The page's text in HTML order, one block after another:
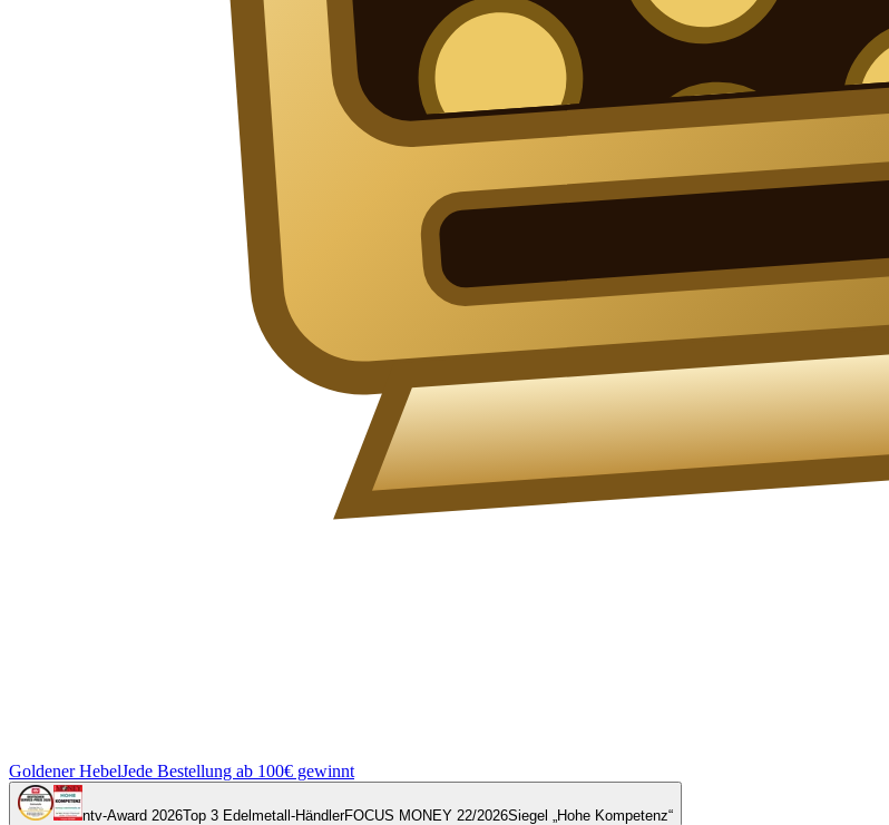
Goldener HebelJede Bestellung ab 100€ gewinnt
ntv-Award 2026Top 3 Edelmetall-HändlerFOCUS MONEY 22/2026Siegel „Hohe Kompetenz“